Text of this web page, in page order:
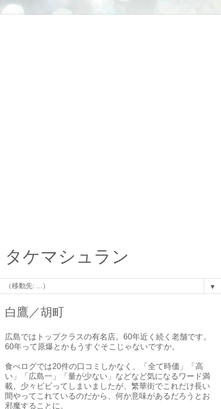
タケマシュラン
▼
白鷹／胡町
広島ではトップクラスの有名店。60年近く続く老舗です。
60年って原爆とかもうすぐそこじゃないですか。
食べログでは20件の口コミしかなく、「全て時価」「高
い」「広島一」「量が少ない」などなど気になるワード満
載。少々ビビってしまいましたが、繁華街でこれだけ長い
間やってこれているのだから、何か意味があるだろうとお
邪魔することに。